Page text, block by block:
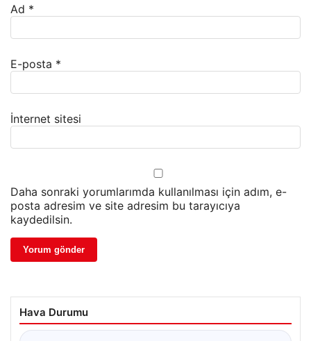
Ad *
E-posta *
İnternet sitesi
Daha sonraki yorumlarımda kullanılması için adım, e-
posta adresim ve site adresim bu tarayıcıya
kaydedilsin.
Hava Durumu